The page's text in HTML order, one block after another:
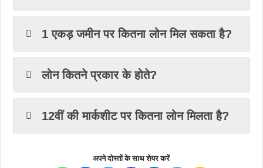
1 एकड़ जमीन पर कितना लोन मिल सकता है?
लोन कितने प्रकार के होते?
12वीं की मार्कशीट पर कितना लोन मिलता है?
अपने दोस्तों के साथ शेयर करें